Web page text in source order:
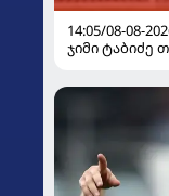
14:05/08-08-
ჯიმი ტაბიძე